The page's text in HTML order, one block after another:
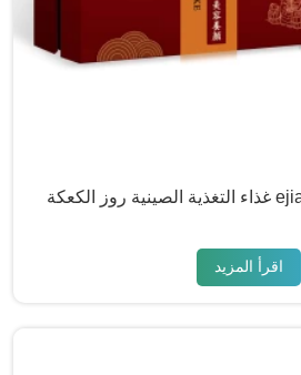
اقرأ المزيد